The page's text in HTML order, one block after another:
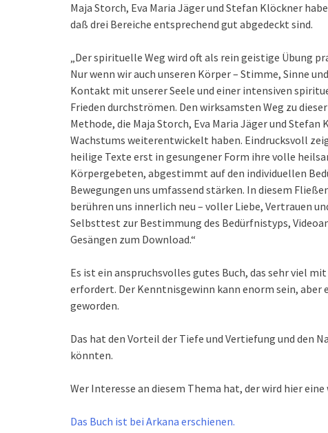
Maja Storch, Eva Maria Jäger und Stefan Klöckner
daß drei Bereiche entsprechend gut abgedeckt sind.
„Der spirituelle Weg wird oft als rein geistige Übung
Nur wenn wir auch unseren Körper – Stimme, Sinne
Kontakt mit unserer Seele und einer intensiven
Frieden durchströmen. Den wirksamsten Weg zu
Methode, die Maja Storch, Eva Maria Jäger und
Wachstums weiterentwickelt haben. Eindrucksvoll
heilige Texte erst in gesungener Form ihre volle
Körpergebeten, abgestimmt auf den individuellen
Bewegungen uns umfassend stärken. In diesem
berühren uns innerlich neu – voller Liebe, Vertrauen
Selbsttest zur Bestimmung des Bedürfnistyps,
Gesängen zum Download.“
Es ist ein anspruchsvolles gutes Buch, das sehr viel
erfordert. Der Kenntnisgewinn kann enorm sein, aber
geworden.
Das hat den Vorteil der Tiefe und Vertiefung und den
könnten.
Wer Interesse an diesem Thema hat, der wird hier
Das Buch ist bei Arkana erschienen.